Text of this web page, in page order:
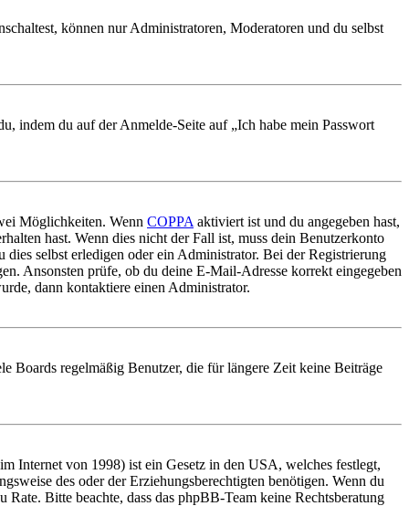
können nur Administratoren, Moderatoren und du selbst
indem du auf der Anmelde-Seite auf „Ich habe mein Passwort
Möglichkeiten. Wenn COPPA aktiviert ist und du angegeben hast,
hast. Wenn dies nicht der Fall ist, muss dein Benutzerkonto
selbst erledigen oder ein Administrator. Bei der Registrierung
Ansonsten prüfe, ob du deine E-Mail-Adresse korrekt eingegeben
dann kontaktiere einen Administrator.
Boards regelmäßig Benutzer, die für längere Zeit keine Beiträge
Internet von 1998) ist ein Gesetz in den USA, welches festlegt,
des oder der Erziehungsberechtigten benötigen. Wenn du
Bitte beachte, dass das phpBB-Team keine Rechtsberatung